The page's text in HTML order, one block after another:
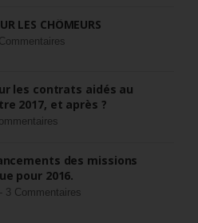
LES CHÔMEURS
les contrats aidés au
2017, et après ?
des missions
pour 2016.
3 Commentaires